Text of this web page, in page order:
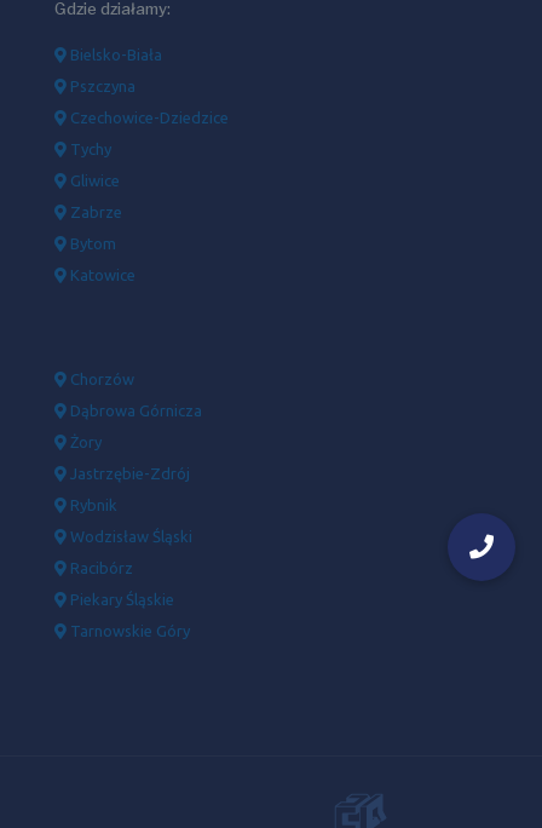
Gdzie działamy:
Bielsko-Biała
Pszczyna
Czechowice-Dziedzice
Tychy
Gliwice
Zabrze
Bytom
Katowice
Chorzów
Dąbrowa Górnicza
Żory
Jastrzębie-Zdrój
Rybnik
Wodzisław Śląski
Racibórz
Piekary Śląskie
Tarnowskie Góry